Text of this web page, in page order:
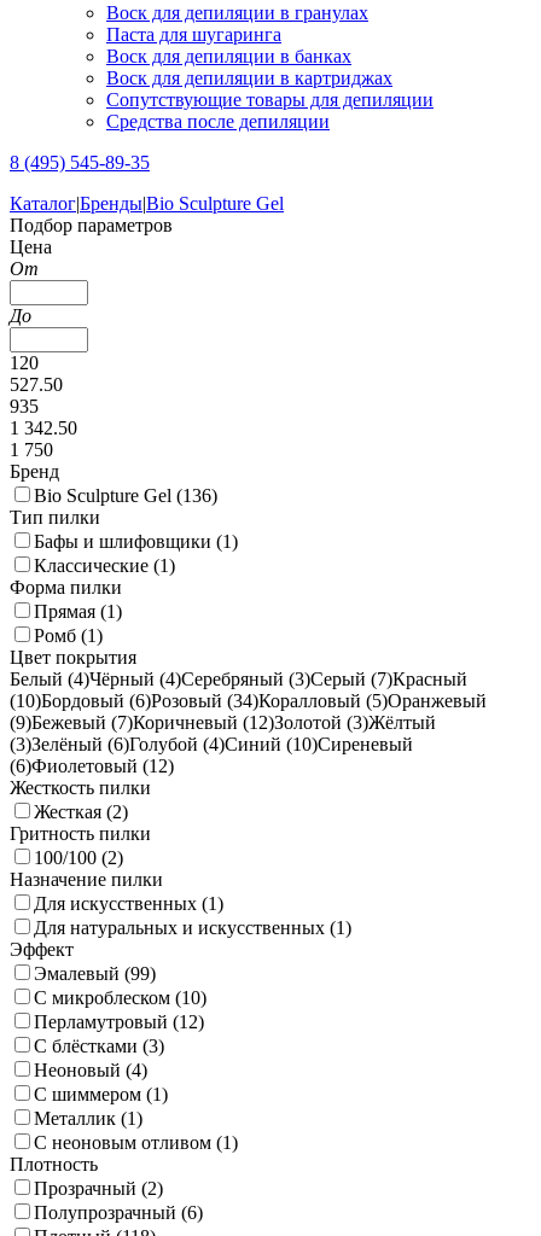
Воск для депиляции в гранулах
Паста для шугаринга
Воск для депиляции в банках
Воск для депиляции в картриджах
Сопутствующие товары для депиляции
Средства после депиляции
8 (495) 545-89-35
Каталог|Бренды|Bio Sculpture Gel
Подбор параметров
Цена
От
До
120
527.50
935
1 342.50
1 750
Бренд
Bio Sculpture Gel (136)
Тип пилки
Бафы и шлифовщики (1)
Классические (1)
Форма пилки
Прямая (1)
Ромб (1)
Цвет покрытия
Белый (4)Чёрный (4)Серебряный (3)Серый (7)Красный
(10)Бордовый (6)Розовый (34)Коралловый (5)Оранжевый
(9)Бежевый (7)Коричневый (12)Золотой (3)Жёлтый
(3)Зелёный (6)Голубой (4)Синий (10)Сиреневый
(6)Фиолетовый (12)
Жесткость пилки
Жесткая (2)
Гритность пилки
100/100 (2)
Назначение пилки
Для искусственных (1)
Для натуральных и искусственных (1)
Эффект
Эмалевый (99)
С микроблеском (10)
Перламутровый (12)
С блёстками (3)
Неоновый (4)
С шиммером (1)
Металлик (1)
С неоновым отливом (1)
Плотность
Прозрачный (2)
Полупрозрачный (6)